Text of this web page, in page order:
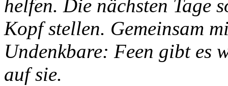
helfen. Die nächsten Tage
Kopf stellen. Gemeinsam
Undenkbare: Feen gibt es
auf sie.